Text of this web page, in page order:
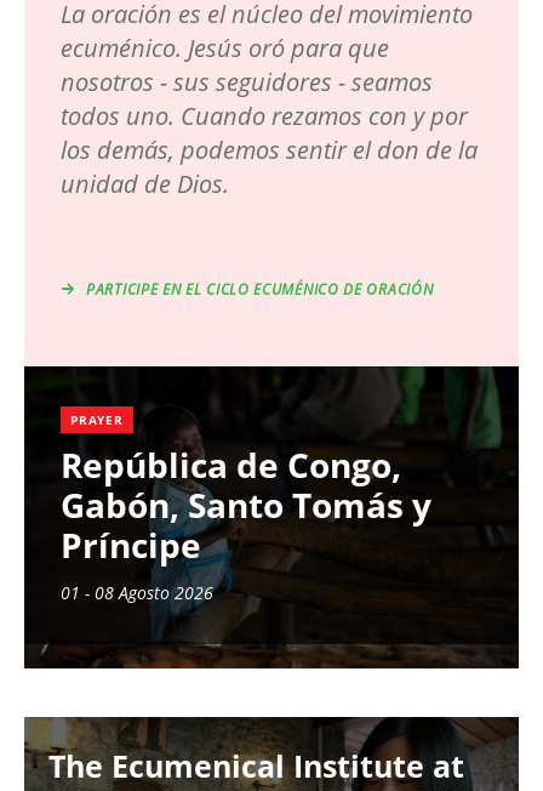
La oración es el núcleo del movimiento
ecuménico. Jesús oró para que
nosotros - sus seguidores - seamos
todos uno. Cuando rezamos con y por
los demás, podemos sentir el don de la
unidad de Dios.
PARTICIPE EN EL CICLO ECUMÉNICO DE ORACIÓN
PRAYER
República de Congo,
Gabón, Santo Tomás y
Príncipe
01 - 08 Agosto 2026
The Ecumenical Institute at